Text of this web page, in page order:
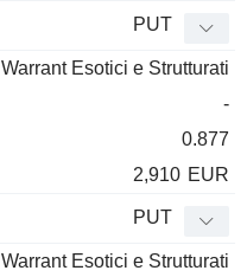
PUT
Warrant Esotici e Strutturati
-
0.877
2,910 EUR
PUT
Warrant Esotici e Strutturati